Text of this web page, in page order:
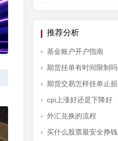
推荐分析
基金账户开户指南
期货挂单有时间限制吗
期货交易怎样挂单止损
cpi上涨好还是下降好
外汇兑换的流程
买什么股票最安全挣钱